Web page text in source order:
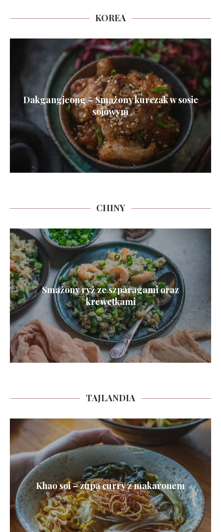
KOREA
Dakgangjeong – Smażony kurczak w sosie
sojowym
CHINY
Smażony ryż ze szparagami oraz
krewetkami
TAJLANDIA
Khao soi – zupa curry z makaronem